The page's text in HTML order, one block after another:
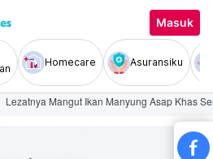
Masuk
Homecare Asuransiku
Lezatnya Mangut Ikan Manyung Asap Khas